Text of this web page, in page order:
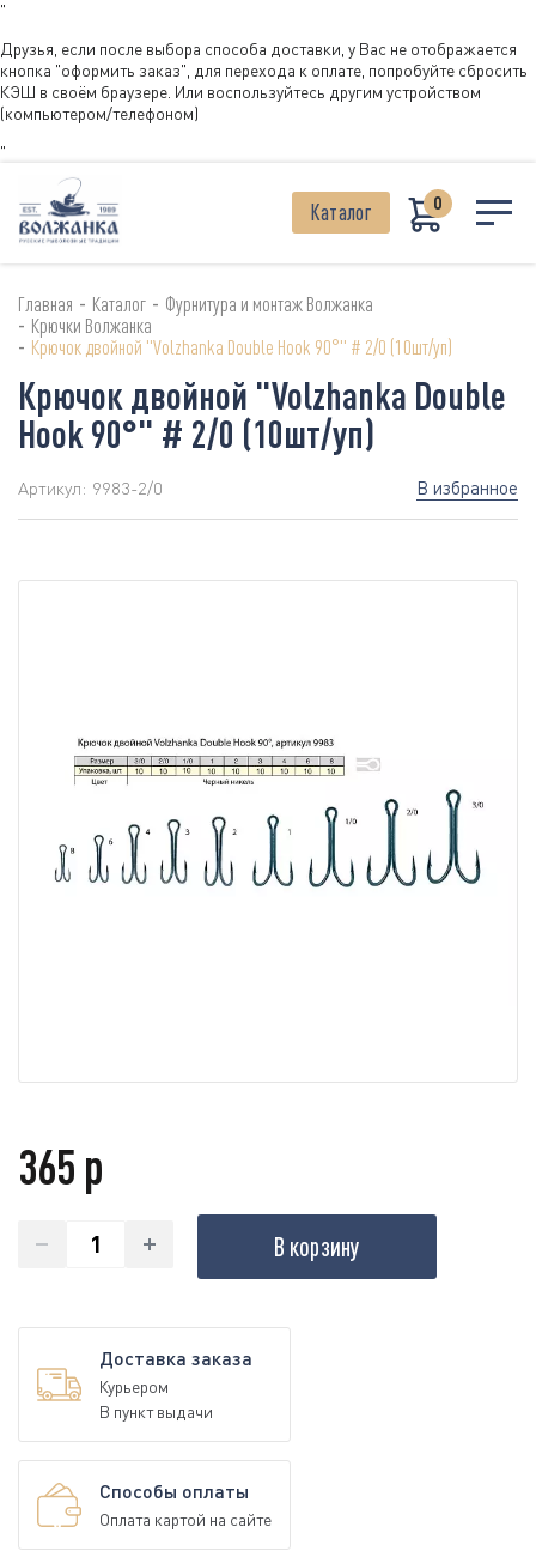
"
Друзья, если после выбора способа доставки, у Вас не отображается
кнопка "оформить заказ", для перехода к оплате, попробуйте сбросить
КЭШ в своём браузере. Или воспользуйтесь другим устройством
(компьютером/телефоном)
"
Каталог 0
Главная - Каталог - Фурнитура и монтаж Волжанка
- Крючки Волжанка
- Крючок двойной "Volzhanka Double Hook 90°" # 2/0 (10шт/уп)
Крючок двойной "Volzhanka Double
Hook 90°" # 2/0 (10шт/уп)
Артикул: 9983-2/0 В избранное
365 р
В корзину
Доставка заказа
Курьером
В пункт выдачи
Способы оплаты
Оплата картой на сайте